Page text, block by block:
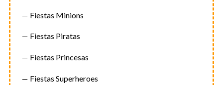
Fiestas Minions
Fiestas Piratas
Fiestas Princesas
Fiestas Superheroes